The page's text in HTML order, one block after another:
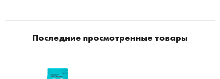
Последние просмотренные товары